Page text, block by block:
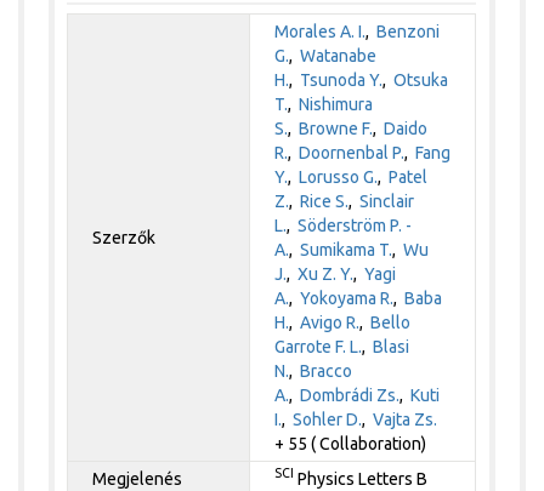
Szerzők
Morales A. I.,Benzoni
G.,Watanabe
H., Tsunoda Y.,Otsuka
T.,Nishimura
S.,Browne F.,Daido
R.,Doornenbal P.,Fang
Y.,Lorusso G.,Patel
Z.,Rice S.,Sinclair
L.,Söderström P. -
A.,Sumikama T.,Wu
J.,Xu Z. Y.,Yagi
A.,Yokoyama R.,Baba
H.,Avigo R.,Bello
Garrote F. L.,Blasi
N.,Bracco
A.,Dombrádi Zs.,Kuti
I.,Sohler D.,Vajta Zs.
+ 55 ( Collaboration)
Megjelenés
SCI Physics Letters B